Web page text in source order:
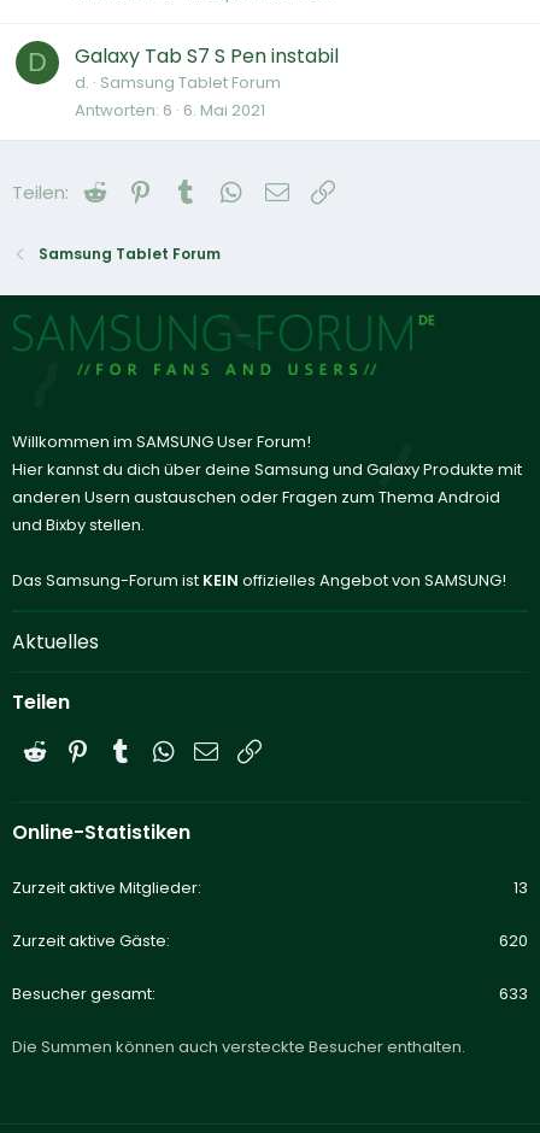
D Galaxy Tab S7 S Pen instabil
d. Samsung Tablet Forum
Antworten 6 6. Mai 2021
Teilen: Reddit Pinterest
Tumblr WhatsApp
E-Mail
Samsung Tablet Forum
Willkommen im SAMSUNG User Forum!
Hier kannst du dich über deine Samsung und Galaxy Produkte mit
anderen Usern austauschen oder Fragen zum Thema Android
und Bixby stellen.
Das Samsung-Forum ist KEIN offizielles Angebot von SAMSUNG!
Aktuelles
Teilen
Reddit PinterestTumblrWhatsApp
E-Mail
Online-Statistiken
Zurzeit aktive Mitglieder 13
Zurzeit aktive Gäste 620
Besucher gesamt 633
Die Summen können auch versteckte Besucher enthalten.